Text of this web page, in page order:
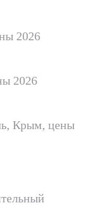
2026
2026
Крым, цены